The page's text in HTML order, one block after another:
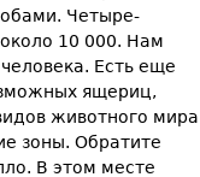
Четыре-
10 000. Нам
Есть еще
ящериц,
животного мира
зоны. Обратите
В этом месте